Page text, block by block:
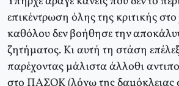
επικέντρωση όλης της κριτικής
καθόλου δεν βοήθησε την
ζητήματος. Κι αυτή τη στάση
παρέχοντας μάλιστα άλλοθι